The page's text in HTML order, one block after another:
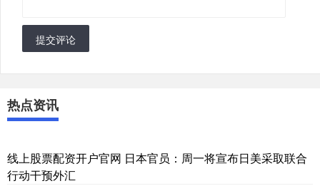
提交评论
热点资讯
线上股票配资开户官网 日本官员：周一将宣布日美采取联合
行动干预外汇